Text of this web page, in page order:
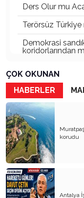
Ders Olur mu
Terörsüz Türkiye
Demokrasi
koridorlarından
Gazetecinin
Turizmde Herşey
MB Başkanı ve
Padişahın Vergi
Erdoğan ve
Bahçeli siyasetin
Artık yeter!..
Milli Eğitim
ÇOK OKUNAN
HABERLER
korudu
Antalya